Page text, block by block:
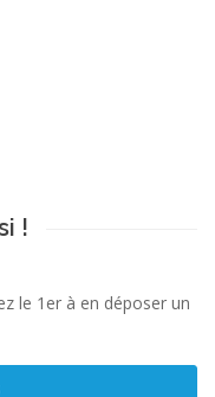
!
le 1er à en déposer un